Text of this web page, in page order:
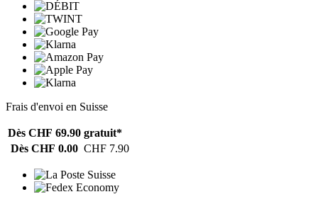
Frais d'envoi en Suisse
Dès CHF 69.90 gratuit*
Dès CHF 0.00 CHF 7.90